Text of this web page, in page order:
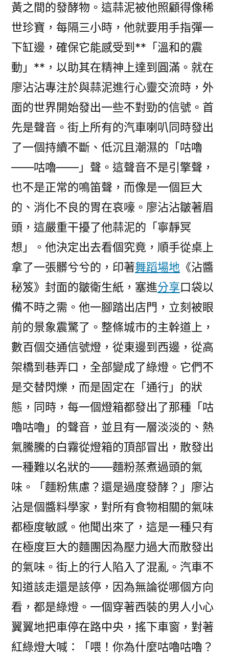
黃之間的發酵物。這蒜泥被他照顧得像稀
世珍寶，每隔三小時，他就要用手指彈一
下缸邊，確保它能感受到**「溫和的震
動」**，以助其在精神上達到圓滿。就在
廖沾沾專注於與蒜泥進行心靈交流時，外
面的世界開始發出一些不對勁的信號。首
先是聲音。街上所有的汽車喇叭同時發出
了一個持續不斷、低沉且潮濕的「咕嚕
——咕嚕——」聲。這聲音不是引擎聲，
也不是正常的鳴笛聲，而像是一個巨大
的、消化不良的胃在哀嚎。廖沾沾皺著眉
頭，這嚴重干擾了他蒜泥的「寧靜冥
想」。他決定出去看個究竟，順手從桌上
拿了一張髒兮兮的，印著舞蹈場地 《沾醬
秘笈》封面的皺衛生紙，塞進分享口袋以
備不時之需。他一腳踏出店門，立刻被眼
前的景象震驚了。整條城市的主幹道上，
數百個交通信號燈，從東邊到西邊，從高
架橋到巷弄口，全部變成了綠燈。它們不
是交替閃爍，而是固定在「通行」的狀
態，同時，每一個燈箱都發出了那種「咕
嚕咕嚕」的聲音，並且有一層淡淡的、熱
氣騰騰的白霧從燈箱的頂部冒出，散發出
一種難以名狀的——麵粉蒸煮過頭的氣
味。「麵粉焦慮？還是過度發酵？」廖沾
沾是個醬料學家，對所有食物相關的氣味
都極度敏感。他聞出來了，這是一種只有
在極度巨大的麵團因為壓力過大而散發出
的氣味。街上的行人陷入了混亂。汽車不
知道該走還是該停，因為無論從哪個方向
看，都是綠燈。一個穿著西裝的男人小心
翼翼地把車停在路中央，搖下車窗，對著
紅綠燈大喊：「喂！你為什麼咕嚕咕嚕？